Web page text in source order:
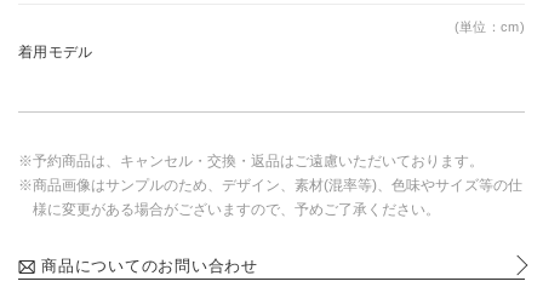
(単位：cm)
着用モデル
※予約商品は、キャンセル・交換・返品はご遠慮いただいております。
※商品画像はサンプルのため、デザイン、素材(混率等)、色味やサイズ等の仕
様に変更がある場合がございますので、予めご了承ください。
商品についてのお問い合わせ